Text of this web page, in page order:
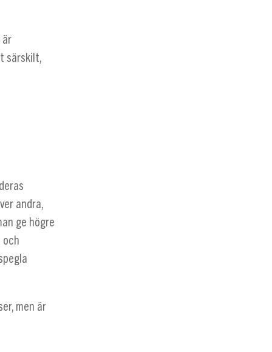
är
särskilt,
andra,
ge högre
och
men är